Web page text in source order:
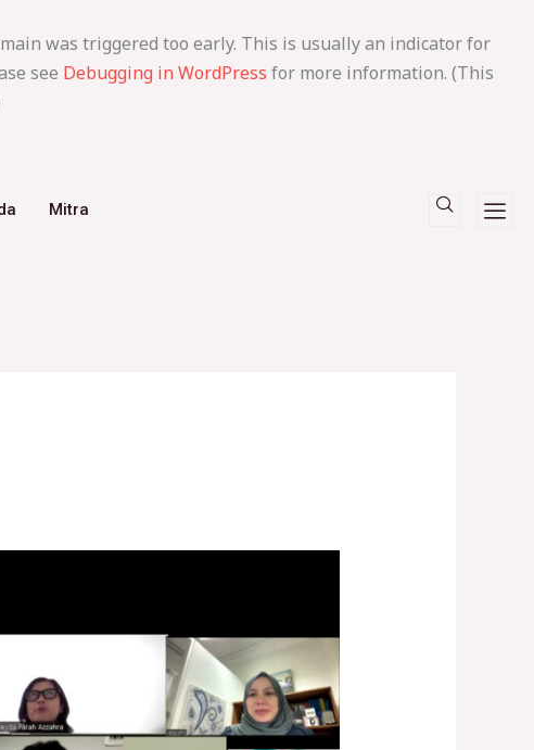
was triggered too early. This is usually an indicator for
see Debugging in WordPress for more information. (This
Mitra